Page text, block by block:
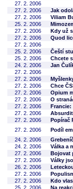
27. 2. 2006
27. 2. 2006
Jak
27. 2. 2006
Viliam
25. 2. 2006
27. 2. 2006
Kdy už
27. 2. 2006
Quod
27. 2. 2006
25. 2. 2006
Čeští
25. 2. 2006
Chcete
24. 2. 2006
Jan
27. 2. 2006
27. 2. 2006
27. 2. 2006
Chce
27. 2. 2006
Opium
27. 2. 2006
O
27. 2. 2006
Francie:
27. 2. 2006
27. 2. 2006
Popírač
27. 2. 2006
Podíl
24. 2. 2006
24. 2. 2006
Válka a
27. 2. 2006
Bojovat
27. 2. 2006
Války
26. 2. 2006
27. 2. 2006
27. 2. 2006
Kdo
25. 2. 2006
Na